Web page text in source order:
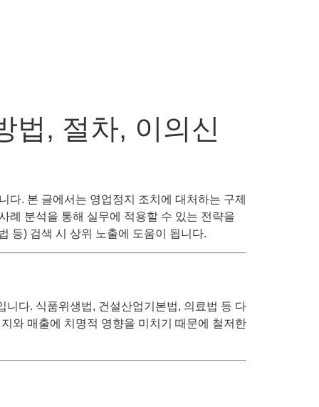
법, 절차, 이의신
. 본 글에서는 영업정지 조치에 대처하는 구제
례 분석을 통해 실무에 적용할 수 있는 전략을
등) 검색 시 상위 노출에 도움이 됩니다.
다. 식품위생법, 건설산업기본법, 의료법 등 다
와 매출에 치명적 영향을 미치기 때문에 철저한